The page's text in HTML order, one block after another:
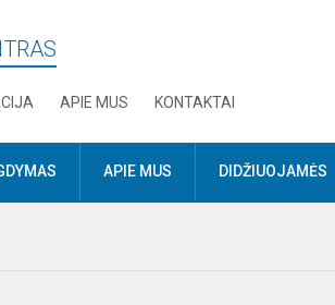
APIE MUS KONTAKTAI
APIE MUS DIDŽIUOJAMĖS